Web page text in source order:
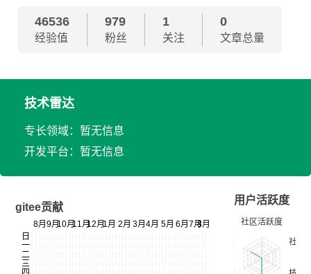
46536
经验值
979
粉丝
1
关注
0
文章总量
技术雷达
专长领域：暂无信息
开发平台：暂无信息
gitee贡献
用户活跃度